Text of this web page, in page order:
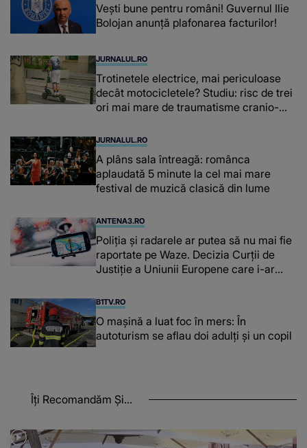
Vești bune pentru români! Guvernul Ilie
Bolojan anunță plafonarea facturilor!
JURNALUL.RO
Trotinetele electrice, mai periculoase
decât motocicletele? Studiu: risc de trei
ori mai mare de traumatisme cranio-
JURNALUL.RO
A plâns sala întreagă: românca
aplaudată 5 minute la cel mai mare
festival de muzică clasică din lume
ANTENA3.RO
Poliţia şi radarele ar putea să nu mai fie
raportate pe Waze. Decizia Curţii de
Justiție a Uniunii Europene care i-ar
B1TV.RO
O maşină a luat foc în mers: În
autoturism se aflau doi adulți și un copil
Îți Recomandăm Și...